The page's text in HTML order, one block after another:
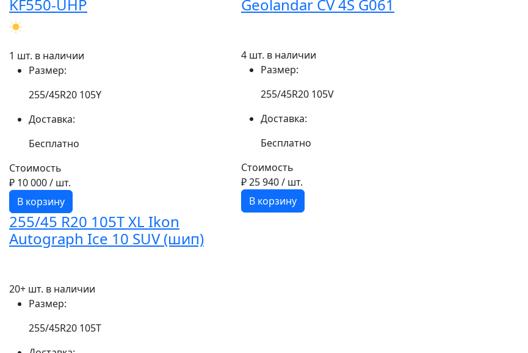
KF550-UHP
1 шт. в наличии
Размер:
255/45R20 105Y
Доставка:
Бесплатно
Стоимость
₽ 10 000/ шт.
В корзину
Geolandar CV 4S G061
4 шт. в наличии
Размер:
255/45R20 105V
Доставка:
Бесплатно
Стоимость
₽ 25 940/ шт.
В корзину
255/45 R20 105T XL Ikon
Autograph Ice 10 SUV (шип)
20+ шт. в наличии
Размер:
255/45R20 105T